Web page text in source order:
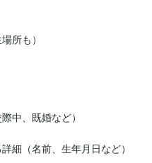
所も）
中、既婚など）
細（名前、生年月日など）